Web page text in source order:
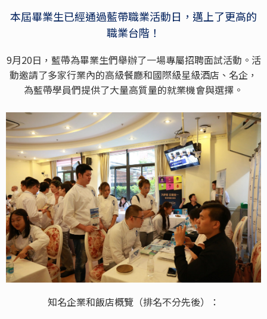
本屆畢業生已經通過藍帶職業活動日，邁上了更高的
職業台階！
9月20日，藍帶為畢業生們舉辦了一場專屬招聘面試活動。活
動邀請了多家行業內的高級餐廳和國際級星級酒店、名企，
為藍帶學員們提供了大量高質量的就業機會與選擇。
知名企業和飯店概覽（排名不分先後）：